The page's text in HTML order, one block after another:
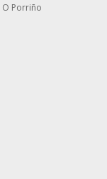
O Porriño